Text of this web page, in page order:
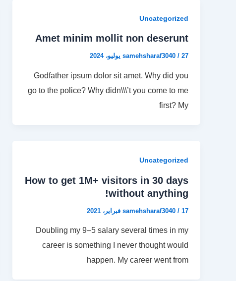
Uncategorized
Amet minim mollit non deserunt
samehsharaf3040 / 27 يوليو، 2024
Godfather ipsum dolor sit amet. Why did you
go to the police? Why didn\\\’t you come to me
first? My
Uncategorized
How to get 1M+ visitors in 30 days
without anything!
samehsharaf3040 / 17 فبراير، 2021
Doubling my 9–5 salary several times in my
career is something I never thought would
happen. My career went from